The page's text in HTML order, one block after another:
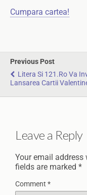
Cumpara cartea!
Previous Post
Litera Si 121.ro Va
Lansarea Cartii
Leave a Reply
Your email
fields are marked *
Comment *